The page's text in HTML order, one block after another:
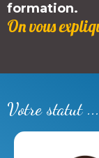
formation.
On vous
Votre statut ...